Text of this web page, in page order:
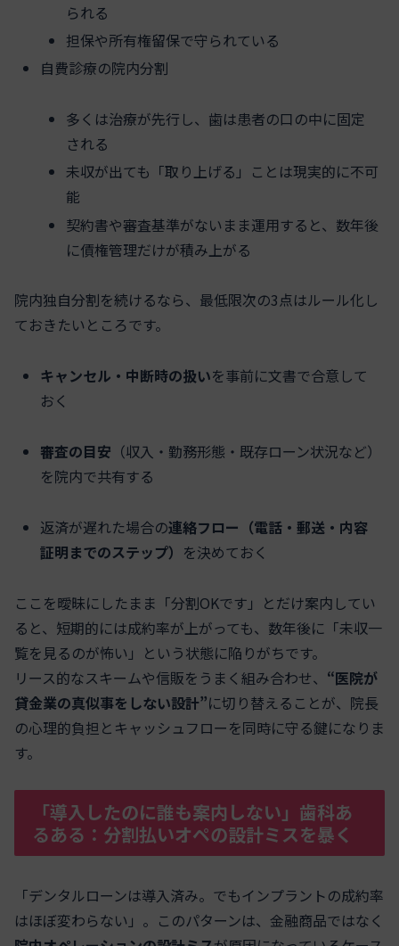
られる
担保や所有権留保で守られている
自費診療の院内分割
多くは治療が先行し、歯は患者の口の中に固定
される
未収が出ても「取り上げる」ことは現実的に不可
能
契約書や審査基準がないまま運用すると、数年後
に債権管理だけが積み上がる
院内独自分割を続けるなら、最低限次の3点はルール化し
ておきたいところです。
キャンセル・中断時の扱いを事前に文書で合意して
おく
審査の目安 （収入・勤務形態・既存ローン状況など）
を院内で共有する
返済が遅れた場合の連絡フロー（電話・郵送・内容
証明までのステップ） を決めておく
ここを曖昧にしたまま「分割OKです」とだけ案内してい
ると、短期的には成約率が上がっても、数年後に「未収一
覧を見るのが怖い」という状態に陥りがちです。
リース的なスキームや信販をうまく組み合わせ、 “医院が
貸金業の真似事をしない設計”に切り替えることが、院長
の心理的負担とキャッシュフローを同時に守る鍵になりま
す。
「導入したのに誰も案内しない」歯科あ
るある：分割払いオペの設計ミスを暴く
「デンタルローンは導入済み。でもインプラントの成約率
はほぼ変わらない」。このパターンは、金融商品ではなく